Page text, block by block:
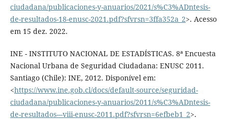
ciudadana/publicaciones-y-anuarios/2021/s%C3%ADntesis-
de-resultados-18-enusc-2021.pdf?sfvrsn=3ffa352a_2>. Acesso
em 15 dez. 2022.
INE - INSTITUTO NACIONAL DE ESTADÍSTICAS. 8ª Encuesta
Nacional Urbana de Seguridad Ciudadana: ENUSC 2011.
Santiago (Chile): INE, 2012. Disponível em:
<https://www.ine.gob.cl/docs/default-source/seguridad-
ciudadana/publicaciones-y-anuarios/2011/s%C3%ADntesis-
de-resultados---viii-enusc-2011.pdf?sfvrsn=6efbeb1_2>.